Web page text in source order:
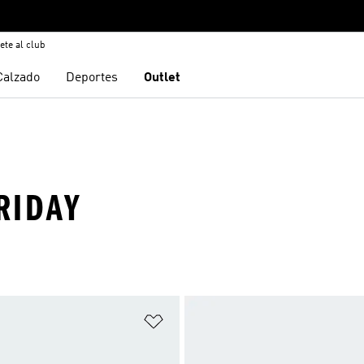
al club
Deportes Outlet